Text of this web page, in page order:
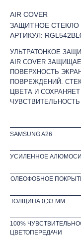
AIR COVER
ЗАЩИТНОЕ СТЕКЛО
УСИЛЕННОЕ
ОЛЕОФОБНОЕ
ТОЛЩИНА 0,33 ММ
УЛЬТРАТОНКОЕ
AIR COVER
ПОВЕРХНОСТЬ
ПОВРЕЖДЕНИЙ.
ЦВЕТА И
АРТИКУЛ:
SAMSUNG A26
100%
ЦВЕТОПЕРЕДАЧИ